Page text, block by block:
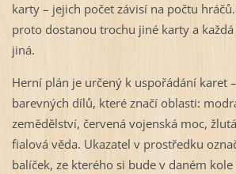
karty – jejich počet závisí na počtu
proto dostanou trochu jiné karty a
jiná.
Herní plán je určený k uspořádání karet
barevných dílů, které značí oblasti:
zemědělství, červená vojenská moc,
fialová věda. Ukazatel v prostředku
balíček, ze kterého si bude v daném